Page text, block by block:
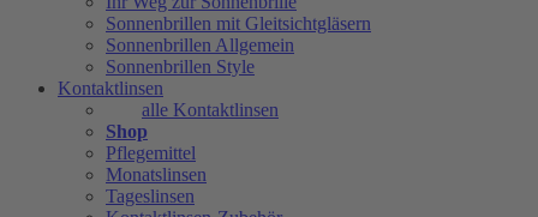
Sonnenbrillen mit Gleitsichtgläsern
Sonnenbrillen Allgemein
Sonnenbrillen Style
Kontaktlinsen
alle Kontaktlinsen
Shop
Pflegemittel
Monatslinsen
Tageslinsen